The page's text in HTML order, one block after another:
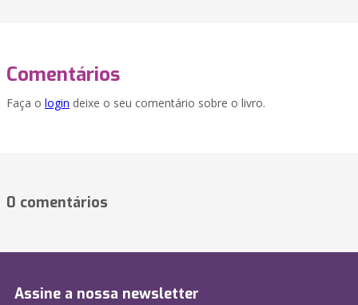
Comentários
Faça o login deixe o seu comentário sobre o livro.
0 comentários
Assine a nossa newsletter